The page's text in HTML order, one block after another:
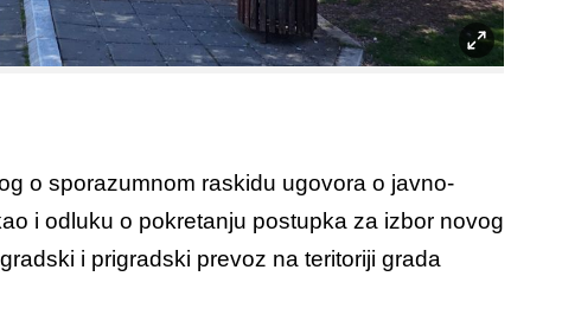
o sporazumnom raskidu ugovora o javno-
i odluku o pokretanju postupka za izbor novog
i prigradski prevoz na teritoriji grada